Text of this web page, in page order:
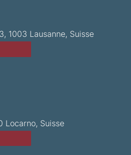
1003 Lausanne, Suisse
Locarno, Suisse